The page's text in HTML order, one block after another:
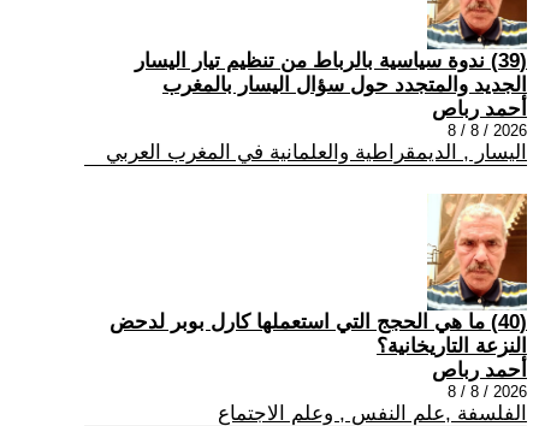
(39) ندوة سياسية بالرباط من تنظيم تيار اليسار
الجديد والمتجدد حول سؤال اليسار بالمغرب
أحمد رباص
2026 / 8 / 8
اليسار , الديمقراطية والعلمانية في المغرب العربي
(40) ما هي الحجج التي استعملها كارل بوبر لدحض
النزعة التاريخانية؟
أحمد رباص
2026 / 8 / 8
الفلسفة ,علم النفس , وعلم الاجتماع